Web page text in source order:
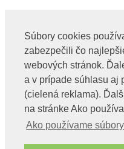
Súbory cookies
zabezpečili čo
webových stránok.
a v prípade súhlasu aj
(cielená reklama).
na stránke Ako
Ako používame
Obchod
Videa o tachyonoch
O nás
Kontakt
Môj účet
Pokladňa
Obchod